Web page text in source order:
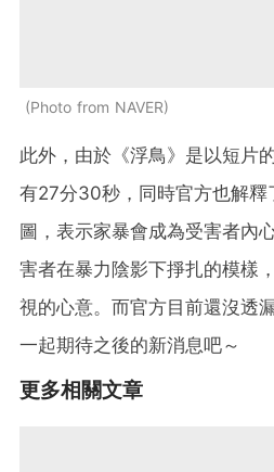
Photo from NAVER
此外，由於《浮鳥》是以短片
有27分30秒，同時官方也解釋
圖，表示家暴會成為受害者內
害者在暴力陰影下掙扎的模樣
視的心意。而官方目前還沒透
一起期待之後的新消息吧～
更多相關文章